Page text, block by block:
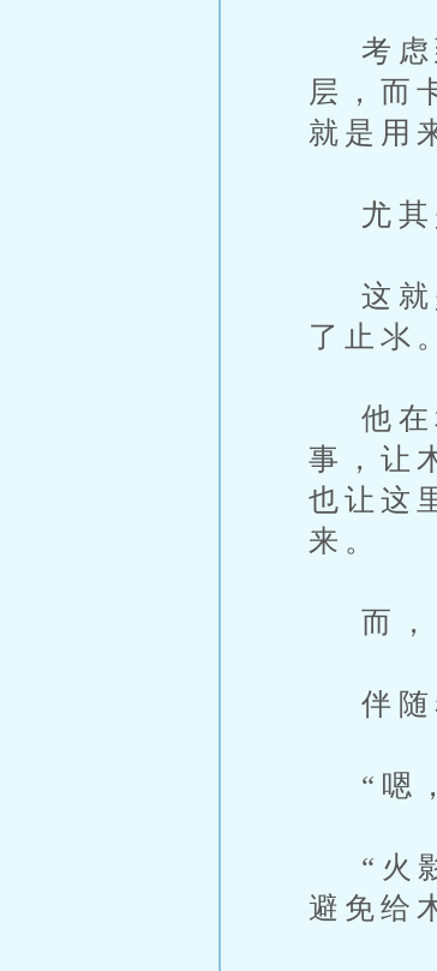
考虑
层，而
就是用
尤其
这就
了止氺。
他在
事，让
也让这
来。
而，
伴随
“嗯，
“火影
避免给